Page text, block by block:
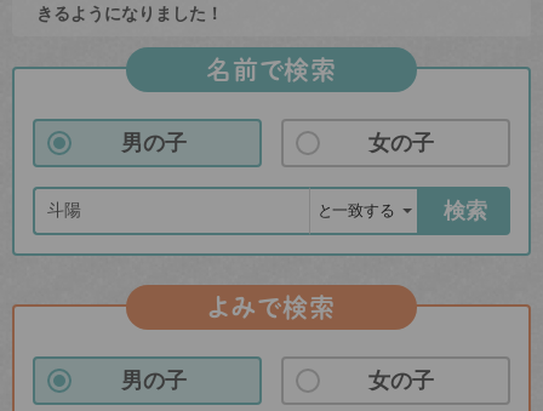
きるようになりました！
名前で検索
男の子 女の子
検索
よみで検索
男の子 女の子